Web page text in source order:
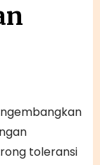
toleransi